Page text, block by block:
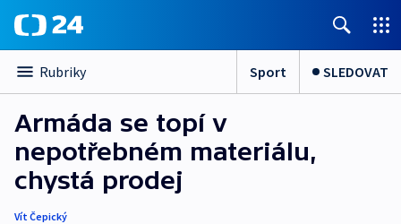
Rubriky Sport SLEDOVAT
Armáda se topí v
nepotřebném materiálu,
chystá prodej
Vít Čepický